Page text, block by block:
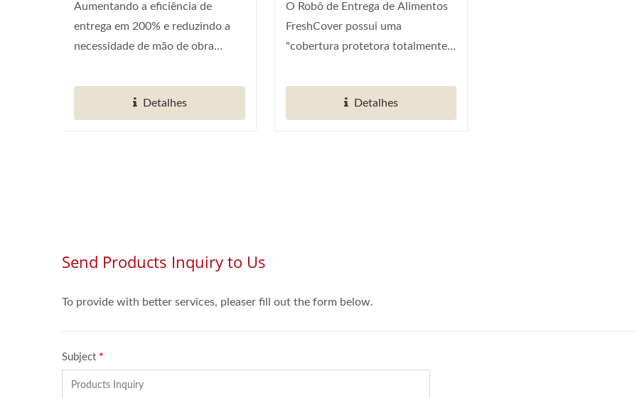
Aumentando a eficiência de
entrega em 200% e reduzindo a
necessidade de mão de obra
Detalhes
Restaurantes Inteligentes)
O Robô de Entrega de Alimentos
FreshCover possui uma
"cobertura protetora totalmente
Detalhes